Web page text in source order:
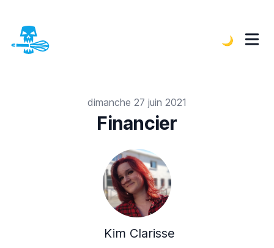
🌙
dimanche 27 juin 2021
Financier
Nom
Kim Clarisse